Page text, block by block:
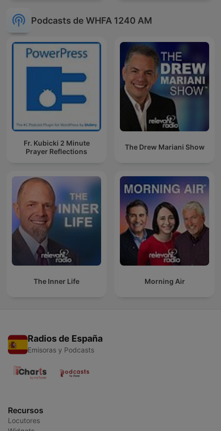
Podcasts de WHFA 1240 AM
Fr. Kubicki 2 Minute
Prayer Reflections
The Drew Mariani Show
The Inner Life Morning Air
Radios de España
Emisoras y Podcasts
Recursos
Locutores